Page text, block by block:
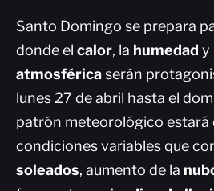
Santo Domingo se prepara
donde el calor, la humedad y
atmosféricaserán
lunes 27 de abril hasta el
patrón meteorológico estará
condiciones variables que
soleados, aumento de la